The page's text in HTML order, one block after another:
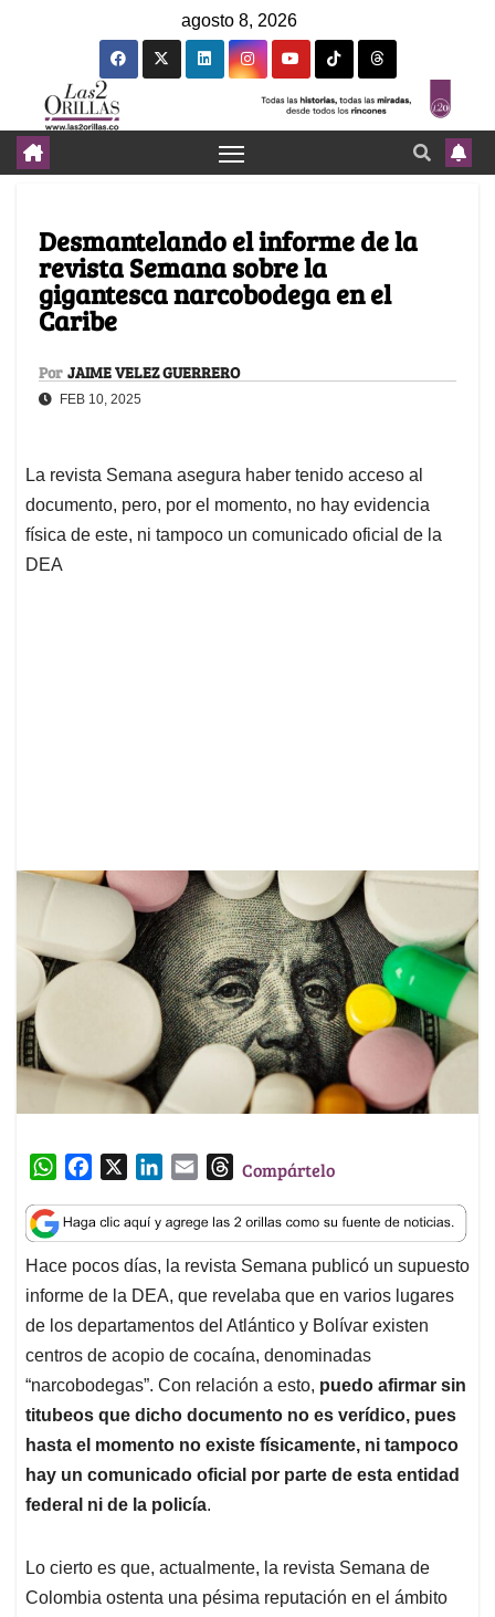
agosto 8, 2026
Desmantelando el informe de la
revista Semana sobre la
gigantesca narcobodega en el
Caribe
Por JAIME VELEZ GUERRERO
FEB 10, 2025
La revista Semana asegura haber tenido acceso al
documento, pero, por el momento, no hay evidencia
física de este, ni tampoco un comunicado oficial de la
DEA
W
a
t
s
A
p
p
c
e
b
o
o
k
n
k
e
d
I
n
a
i
l
T
r
e
a
d
s
Compártelo
Hace pocos días, la revista Semana publicó un supuesto
informe de la DEA, que revelaba que en varios lugares
de los departamentos del Atlántico y Bolívar existen
centros de acopio de cocaína, denominadas
“narcobodegas”. Con relación a esto, puedo afirmar sin
titubeos que dicho documento no es verídico, pues
hasta el momento no existe físicamente, ni tampoco
hay un comunicado oficial por parte de esta entidad
federal ni de la policía.
Lo cierto es que, actualmente, la revista Semana de
Colombia ostenta una pésima reputación en el ámbito